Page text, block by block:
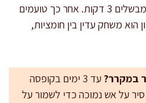
ועוד 10–20 מ"ל מים, ומבשלים 3 דקות. אחר כך טועמים
הוא משחק עדין בין חומציות,
במקרר?
עד 3 ימים בקופסה
סיר על אש נמוכה כדי לשמור על